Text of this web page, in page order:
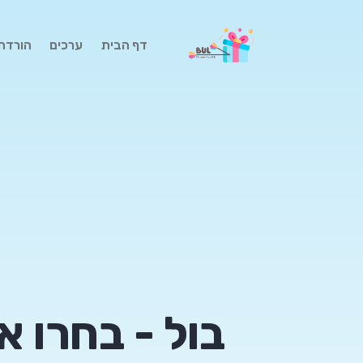
דף הבית
(current) ערכים
בול - בחרו